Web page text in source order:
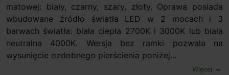
matowej: biały, czarny, szary, złoty. Oprawa posiada
wbudowane źródło światła LED w 2 mocach i 3
barwach światła: biała ciepła 2700K i 3000K lub biała
neutralna 4000K. Wersja bez ramki pozwala na
wysunięcie ozdobnego pierścienia poniżej...
Więcej expand_more